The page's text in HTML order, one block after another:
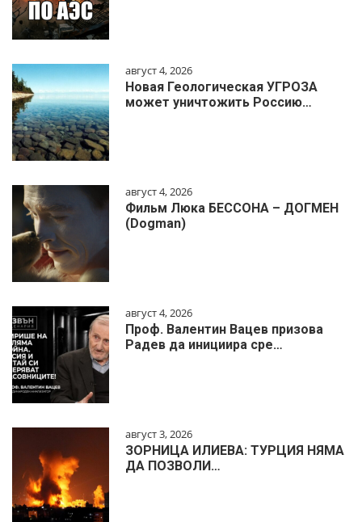
август 4, 2026
Новая Геологическая УГРОЗА
может уничтожить Россию…
август 4, 2026
Фильм Люка БЕССОНА – ДОГМЕН
(Dogman)
август 4, 2026
Проф. Валентин Вацев призова
Радев да инициира сре…
август 3, 2026
ЗОРНИЦА ИЛИЕВА: ТУРЦИЯ НЯМА
ДА ПОЗВОЛИ…